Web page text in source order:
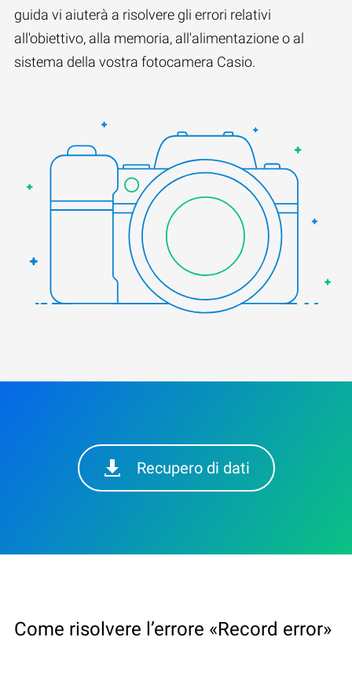
guida vi aiuterà a risolvere gli errori relativi
all'obiettivo, alla memoria, all'alimentazione o al
sistema della vostra fotocamera Casio.
Recupero di dati
Come risolvere l’errore «Record error»